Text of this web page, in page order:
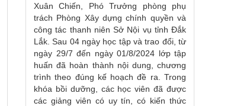
Xuân Chiến, Phó Trưởng phòng phụ
trách Phòng Xây dựng chính quyền và
công tác thanh niên Sở Nội vụ tỉnh Đắk
Lắk. Sau 04 ngày học tập và trao đổi, từ
ngày 29/7 đến ngày 01/8/2024 lớp tập
huấn đã hoàn thành nội dung, chương
trình theo đúng kế hoạch đề ra. Trong
khóa bồi dưỡng, các học viên đã được
các giảng viên có uy tín, có kiến thức